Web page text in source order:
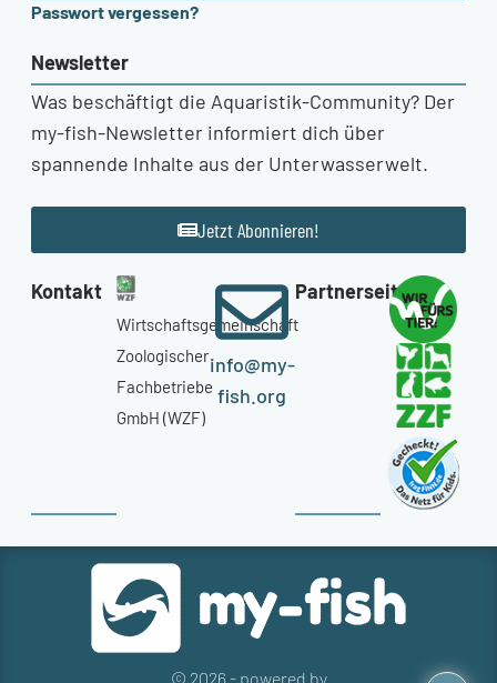
Passwort vergessen?
Newsletter
Was beschäftigt die Aquaristik-Community? Der
my-fish-Newsletter informiert dich über
spannende Inhalte aus der Unterwasserwelt.
Jetzt Abonnieren!
Kontakt
Wirtschaftsgemeinschaft
Zoologischer
Fachbetriebe
GmbH (WZF)
info@my-
fish.org
Partnerseiten
© 2026 - powered by